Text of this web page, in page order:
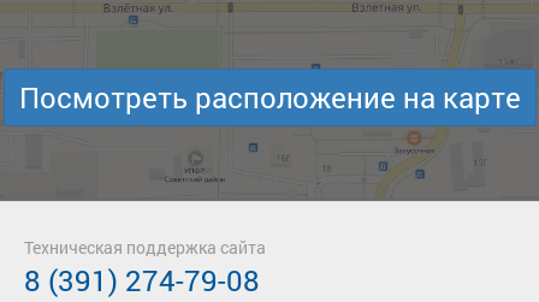
Посмотреть расположение на карте
Техническая поддержка сайта
8 (391) 274-79-08